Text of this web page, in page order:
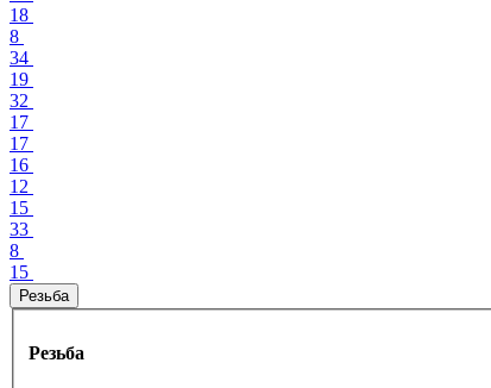
18
8
34
19
32
17
17
16
12
15
33
8
15
Резьба
Резьба